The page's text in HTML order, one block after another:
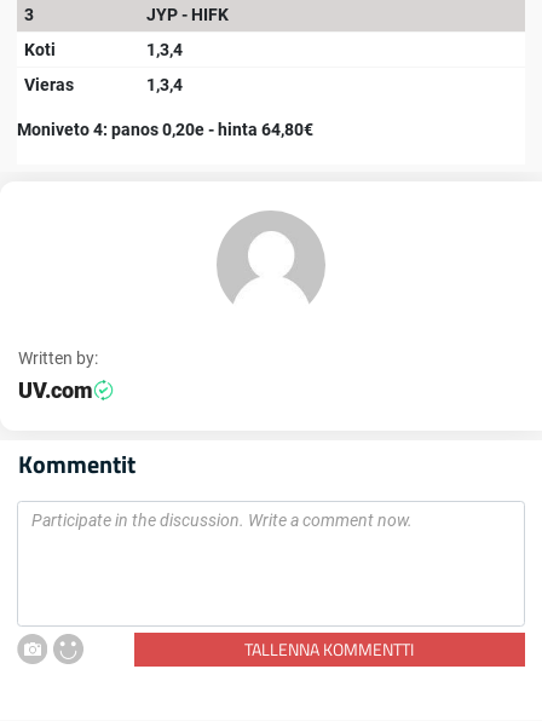
3
JYP - HIFK
Koti
1,3,4
Vieras
1,3,4
Moniveto 4: panos 0,20e - hinta 64,80€
Written by:
UV.com
Kommentit
TALLENNA KOMMENTTI